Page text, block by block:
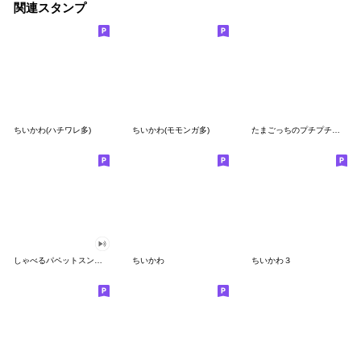
関連スタンプ
ちいかわ(ハチワレ多) ちいかわ(モモンガ多) たまごっちのプチプチおみせっち
ちいかわ ちいかわ３